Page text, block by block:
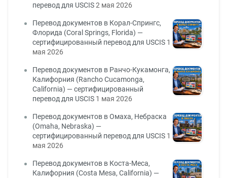
перевод для USCIS2 мая 2026
Перевод документов в Корал-Спрингс,
Флорида (Coral Springs, Florida) —
сертифицированный перевод для USCIS 1
мая 2026
Перевод документов в Ранчо-Кукамонга,
Калифорния (Rancho Cucamonga,
California) — сертифицированный
перевод для USCIS 1 мая 2026
Перевод документов в Омаха, Небраска
(Omaha, Nebraska) —
сертифицированный перевод для USCIS 1
мая 2026
Перевод документов в Коста-Меса,
Калифорния (Costa Mesa, California) —